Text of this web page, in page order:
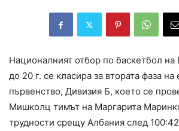
Националният отбор по баскетбол
до 20 г. се класира за втората фаза на
първенство, Дивизия Б, което се
Мишколц тимът на Маргарита
трудности срещу Албания след